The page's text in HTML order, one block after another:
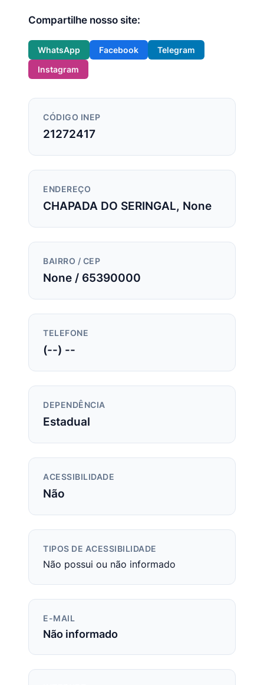
Compartilhe nosso site:
WhatsApp Facebook
Telegram
Instagram
CÓDIGO INEP
21272417
ENDEREÇO
CHAPADA DO SERINGAL, None
BAIRRO / CEP
None / 65390000
TELEFONE
(--) --
DEPENDÊNCIA
Estadual
ACESSIBILIDADE
Não
TIPOS DE ACESSIBILIDADE
Não possui ou não informado
E-MAIL
Não informado